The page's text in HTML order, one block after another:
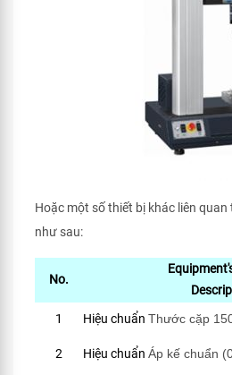
Hoặc một số thiết bị khác liên
như sau:
No.
1 Hiệu chuẩn Thước cặp
2 Hiệu chuẩn Áp kế chuẩn